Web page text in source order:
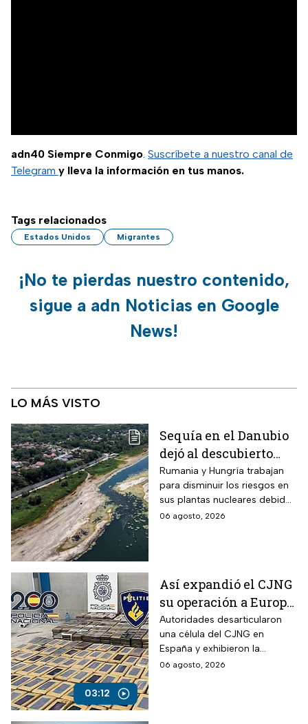
adn40 Siempre Conmigo. Suscríbete a nuestro canal de
Telegram y lleva la información en tus manos.
Tags relacionados
Estados Unidos Migrantes
¡No te pierdas nuestro contenido,
sigue a adn Noticias en Google
News!
LO MÁS VISTO
Sequía en el Danubio
dejó al descubierto
buques de la Segunda
Guerra Mundial
Rumania y Hungría trabajan
para disminuir los riesgos en
sus plantas nucleares debido
a los mínimos históricos
06 agosto, 2026
03:12
Así expandió el CJNG
su operación a Europa;
desmantelan célula
en España
Autoridades desarticularon
una célula del CJNG en
España y exhibieron la
expansión del cártel con
06 agosto, 2026